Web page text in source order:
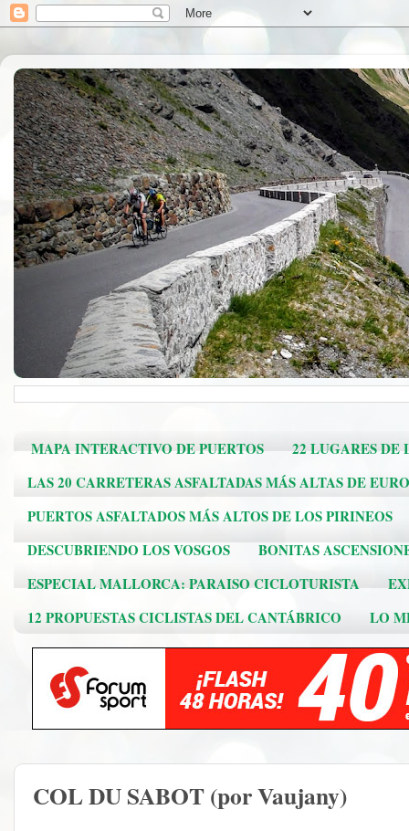
MAPA INTERACTIVO DE PUERTOS
22 LUGARES DE
LAS 20 CARRETERAS ASFALTADAS MÁS ALTAS DE
PUERTOS ASFALTADOS MÁS ALTOS DE LOS PIRINEOS
DESCUBRIENDO LOS VOSGOS
BONITAS
ESPECIAL MALLORCA: PARAISO CICLOTURISTA
12 PROPUESTAS CICLISTAS DEL CANTÁBRICO
LO
COL DU SABOT (por Vaujany)